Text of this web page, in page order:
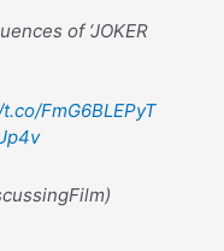
of ‘JOKER
FmG6BLEPyT